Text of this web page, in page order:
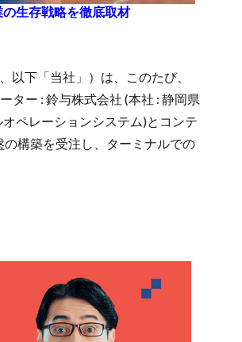
生存戦略を徹底取材
以下「当社」）は、このたび、
ター : 鈴与株式会社 (本社 : 静岡県
ペレーションシステム)とコンテ
構築を受注し、ターミナルでの